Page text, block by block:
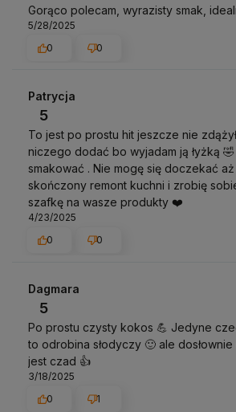
Gorąco polecam, wyrazisty smak,
5/28/2025
0
0
Patrycja
5
To jest po prostu hit jeszcze nie
niczego dodać bo wyjadam ją łyżką
smakować . Nie mogę się doczekać aż
skończony remont kuchni i zrobię
szafkę na wasze produkty ❤️
4/23/2025
0
0
Dagmara
5
Po prostu czysty kokos 💪 Jedyne
to odrobina słodyczy 🙂 ale
jest czad 👍️
3/18/2025
0
1